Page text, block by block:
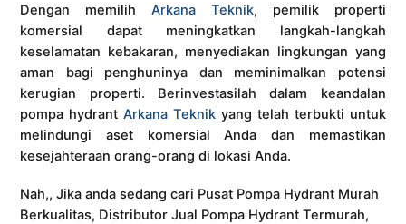
Dengan memilihArkana Teknik, pemilik properti
komersial dapat meningkatkan langkah-langkah
keselamatan kebakaran, menyediakan lingkungan yang
aman bagi penghuninya dan meminimalkan potensi
kerugian properti. Berinvestasilah dalam keandalan
pompa hydrantArkana Teknik yang telah terbukti untuk
melindungi aset komersial Anda dan memastikan
kesejahteraan orang-orang di lokasi Anda.
Nah,, Jika anda sedang cari Pusat Pompa Hydrant Murah
Berkualitas, Distributor Jual Pompa Hydrant Termurah,